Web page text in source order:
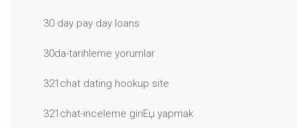
30 day pay day loans
30da-tarihleme yorumlar
321chat dating hookup site
321chat-inceleme giriЕџ yapmak